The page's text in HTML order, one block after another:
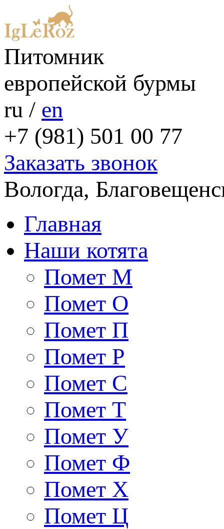
Питомник
европейской бурмы
ru / en
+7 (981) 501 00 77
Заказать звонок
Вологда,
Главная
Наши котята
Помет М
Помет О
Помет П
Помет Р
Помет С
Помет Т
Помет У
Помет Ф
Помет Х
Помет Ц